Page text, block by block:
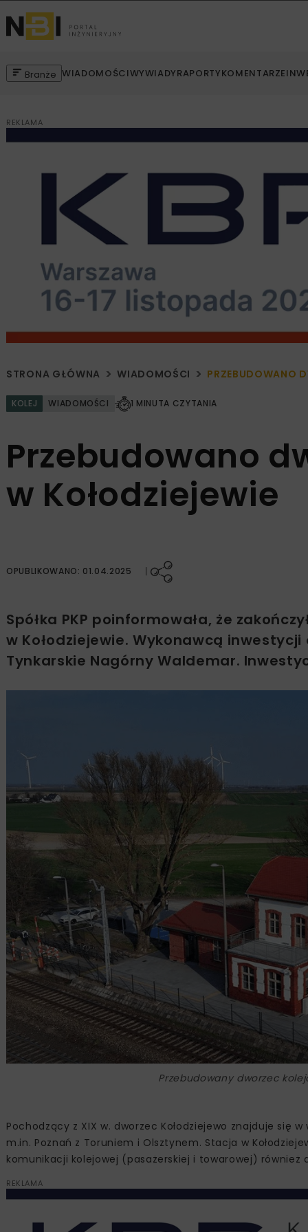
Branże WIADOMOŚCIWYWIADYRAPORTYKOMENTARZE
REKLAMA
STRONA GŁÓWNA WIADOMOŚCI PRZEBUDOWANO
KOLEJ WIADOMOŚCI 1 MINUTA CZYTANIA
Przebudowano
w Kołodziejewie
OPUBLIKOWANO: 01.04.2025
Spółka PKP poinformowała, że
w Kołodziejewie. Wykonawcą
Tynkarskie Nagórny Waldemar.
Przebudowany dworzec
Pochodzący z XIX w. dworzec Kołodziejewo znajduje się
m.in. Poznań z Toruniem i Olsztynem. Stacja w
komunikacji kolejowej (pasażerskiej i towarowej) również
REKLAMA